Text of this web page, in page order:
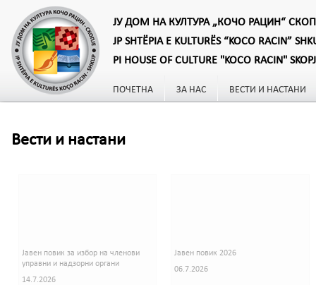
ЈУ ДОМ НА КУЛТУРА „КОЧО РАЦИН“
JP SHTËPIA E KULTURËS “KOCO RACIN”
PI HOUSE OF CULTURE "KOCO RACIN"
ПОЧЕТНА ЗА НАС ВЕСТИ И НАСТАНИ
Вести и настани
Јавен повик за избор на членови
управни и надзорни органи
14.7.2026
Јавен повик 2026
06.7.2026